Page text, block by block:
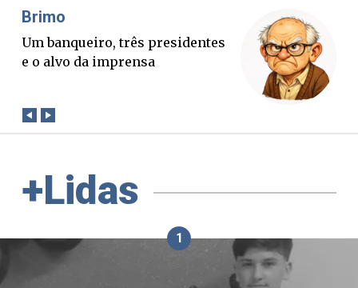
Misael Elias
O Boato corre mais rápido que a
verdade. Mas quem paga a
+Lidas
1